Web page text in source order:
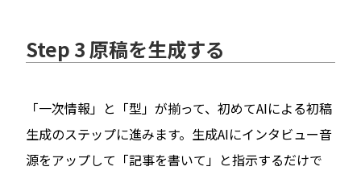
Step 3 原稿を生成する
「一次情報」と「型」が揃って、初めてAIによる初稿
生成のステップに進みます。生成AIにインタビュー音
源をアップして「記事を書いて」と指示するだけで